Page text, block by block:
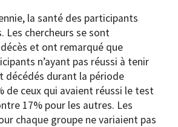
la santé des participants
Les chercheurs se sont
et ont remarqué que
n’ayant pas réussi à tenir
décédés durant la période
de ceux qui avaient réussi le test
17% pour les autres. Les
chaque groupe ne variaient pas